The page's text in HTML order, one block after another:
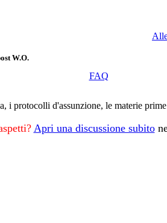
W.O.
FAQ
i protocolli d'assunzione, le materie
Apri una discussione subito